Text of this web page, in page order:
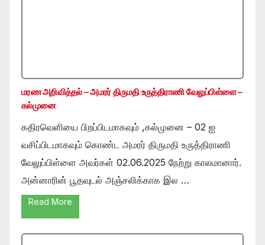
மரண அறிவித்தல் – அமரர் திருமதி உருத்திராணி வேலுப்பிள்ளை –
கல்முனை
கதிரவெளியை பிறப்பிடமாகவும் ,கல்முனை – 02 ஐ
வசிப்பிடமாகவும் கொண்ட அமரர் திருமதி உருத்திராணி
வேலுப்பிள்ளை அவர்கள் 02.06.2025 நேற்று காலமானார்.
அன்னாரின் பூதவுடல் அஞ்சலிக்காக இல …
Read More